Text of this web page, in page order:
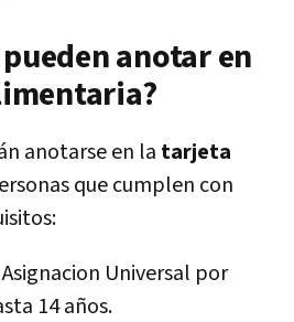
pueden anotar en
anotarse en la tarjeta
que cumplen con
Universal por
14 años.